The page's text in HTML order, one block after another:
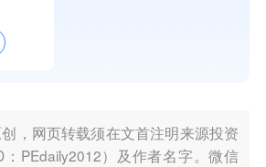
创，网页转载须在文首注明来源投资
PEdaily2012）及作者名字。微信